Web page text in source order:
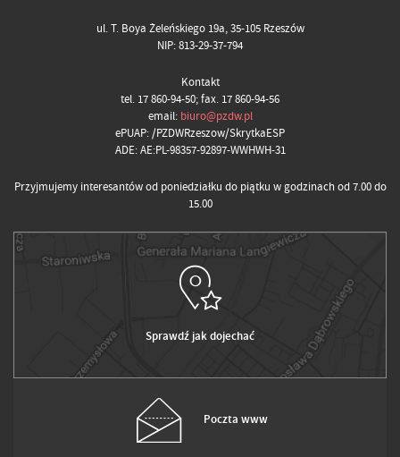
ul. T. Boya Żeleńskiego 19a, 35-105 Rzeszów
NIP: 813-29-37-794
Kontakt
tel. 17 860-94-50; fax. 17 860-94-56
email: biuro@pzdw.pl
ePUAP: /PZDWRzeszow/SkrytkaESP
ADE: AE:PL-98357-92897-WWHWH-31
Przyjmujemy interesantów od poniedziałku do piątku w godzinach od 7.00 do
15.00
Sprawdź jak dojechać
Poczta www